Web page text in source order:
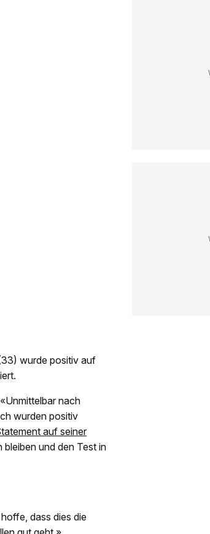
wurde positiv auf
nach
wurden positiv
auf seiner
und den Test in
dass dies die